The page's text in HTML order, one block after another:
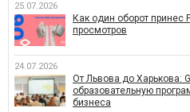
25.07.2026
Как один оборот принес
просмотров
24.07.2026
От Львова до Харькова:
образовательную
бизнеса